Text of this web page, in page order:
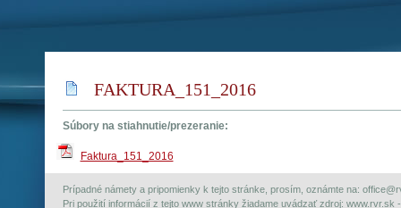
FAKTURA_151_2016
Súbory na stiahnutie/prezeranie:
Faktura_151_2016
Prípadné námety a pripomienky k tejto stránke, prosím, oznámte na:
Pri použití informácií z tejto www stránky žiadame uvádzať zdroj: www.rvr.sk